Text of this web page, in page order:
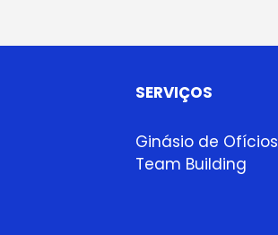
SERVIÇOS
Ginásio de Ofícios
Team Building